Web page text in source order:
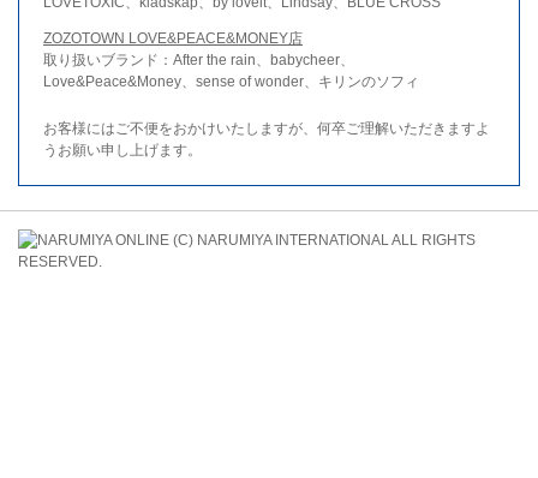
ZOZOTOWN LOVE&PEACE&MONEY店
取り扱いブランド：After the rain、babycheer、
Love&Peace&Money、sense of wonder、キリンのソフィ
お客様にはご不便をおかけいたしますが、何卒ご理解いただきますよ
うお願い申し上げます。